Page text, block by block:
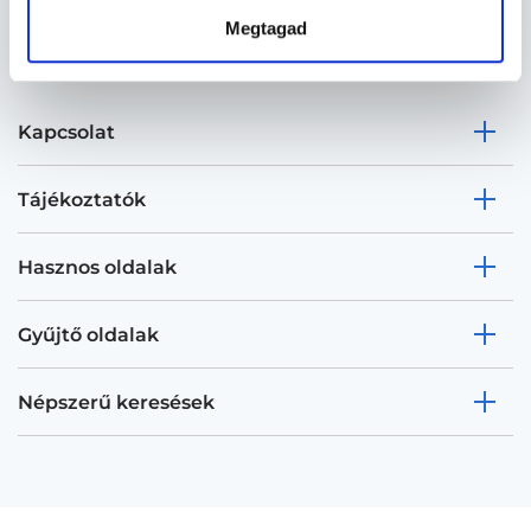
Megtagad
Kapcsolat
Tájékoztatók
Hasznos oldalak
Gyűjtő oldalak
Népszerű keresések